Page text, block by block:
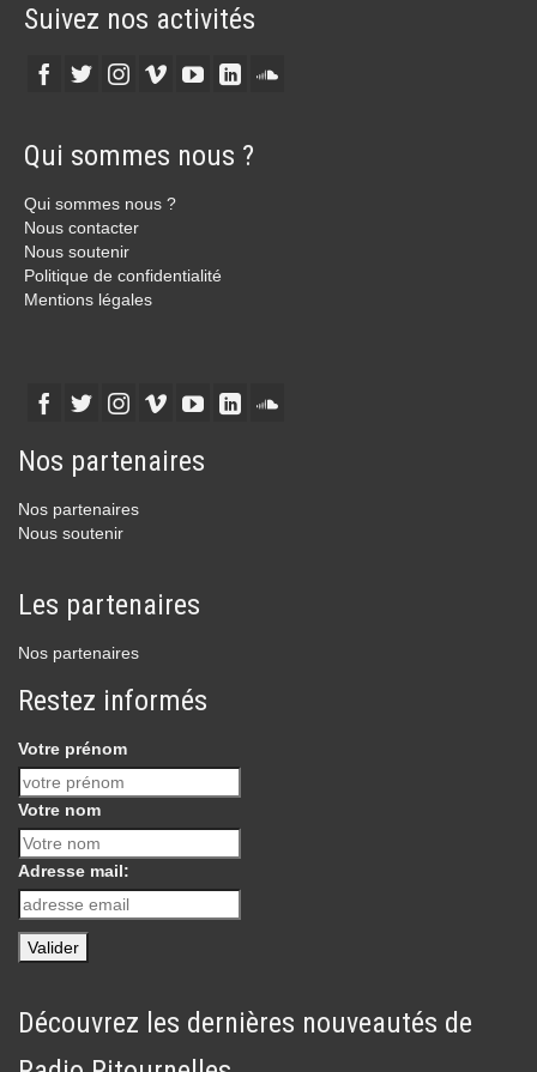
Suivez nos activités
Qui sommes nous ?
Qui sommes nous ?
Nous contacter
Nous soutenir
Politique de confidentialité
Mentions légales
Nos partenaires
Nos partenaires
Nous soutenir
Les partenaires
Nos partenaires
Restez informés
Votre prénom
Votre nom
Adresse mail:
Découvrez les dernières nouveautés de